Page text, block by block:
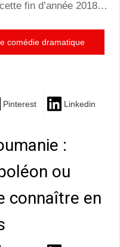
fin d’année 2018…
comédie dramatique
Pinterest Linkedin
:
ou
connaître en